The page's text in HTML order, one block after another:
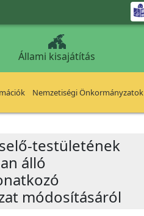
Állami kisajátítás
Nemzetiségi Önkormányzatok
testületének
álló
módosításáról